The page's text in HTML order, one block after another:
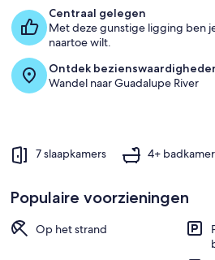
Centraal gelegen
Met deze gunstige ligging ben
naartoe wilt.
Ontdek
Wandel naar Guadalupe River
7 slaapkamers 4+
Populaire voorzieningen
Op het strand